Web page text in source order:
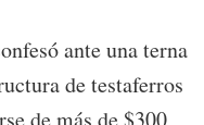
ante una terna
de testaferros